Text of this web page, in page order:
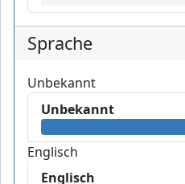
Sprache
Unbekannt
Unbekannt
Englisch
Englisch